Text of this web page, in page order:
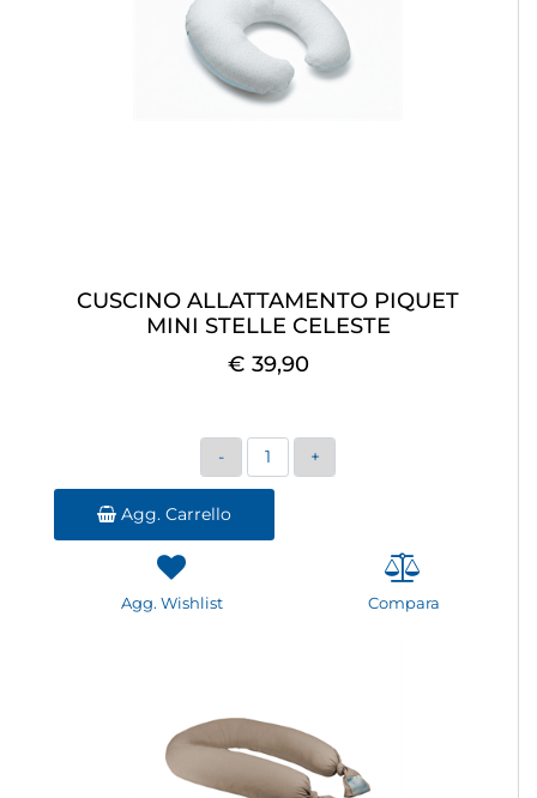
CUSCINO ALLATTAMENTO PIQUET
MINI STELLE CELESTE
€ 39,90
Quantità
Agg. Carrello
Agg. Wishlist Compara